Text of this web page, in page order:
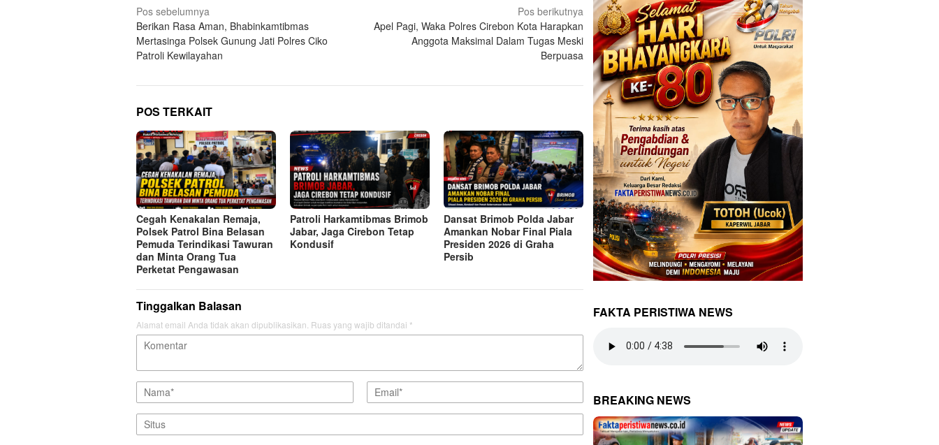
Navigasi
pos
Pos sebelumnya
Berikan Rasa Aman, Bhabinkamtibmas
Mertasinga Polsek Gunung Jati Polres Ciko
Patroli Kewilayahan
Pos berikutnya
Apel Pagi, Waka Polres Cirebon Kota Harapkan
Anggota Maksimal Dalam Tugas Meski
Berpuasa
POS TERKAIT
Cegah Kenakalan Remaja,
Polsek Patrol Bina Belasan
Pemuda Terindikasi Tawuran
dan Minta Orang Tua
Perketat Pengawasan
Patroli Harkamtibmas Brimob
Jabar, Jaga Cirebon Tetap
Kondusif
Dansat Brimob Polda Jabar
Amankan Nobar Final Piala
Presiden 2026 di Graha
Persib
Tinggalkan Balasan
Alamat email Anda tidak akan dipublikasikan. Ruas yang wajib ditandai *
FAKTA PERISTIWA NEWS
BREAKING NEWS